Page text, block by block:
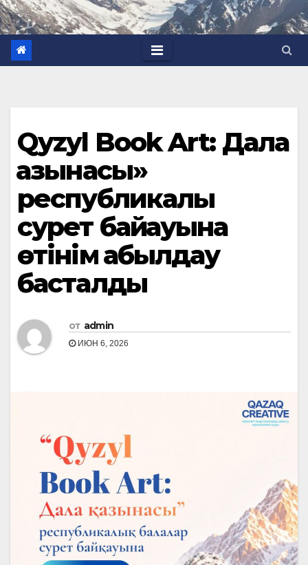
Qyzyl Book Art: Дала
қазынасы»
республикалық
сурет байқауына
өтінім қабылдау
басталды
от admin
ИЮН 6, 2026